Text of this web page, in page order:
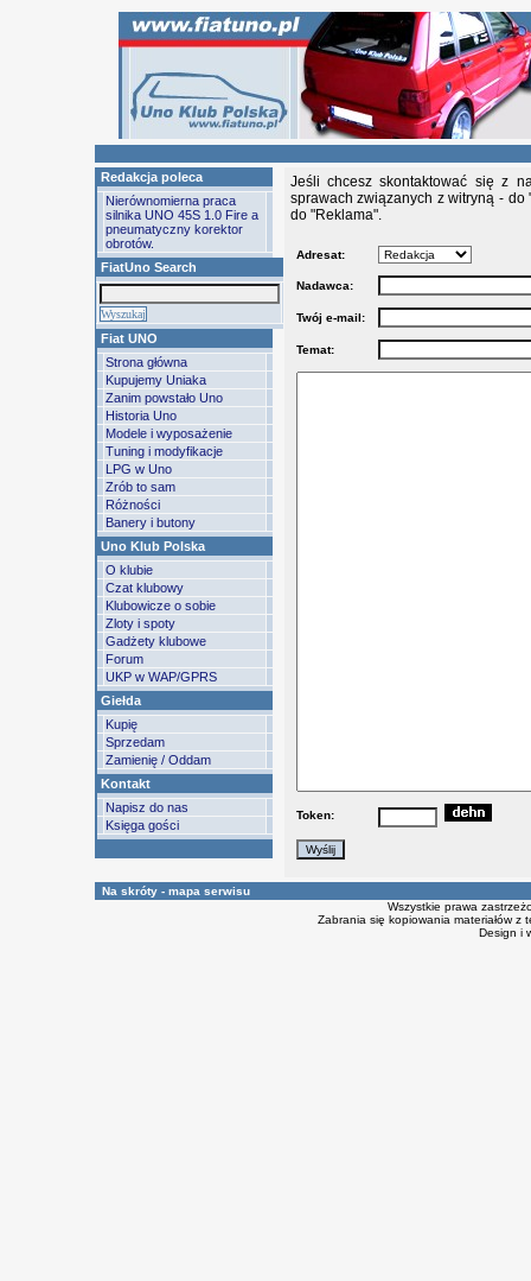
Redakcja poleca
Nierównomierna praca
silnika UNO 45S 1.0 Fire a
pneumatyczny korektor
obrotów.
FiatUno Search
Fiat UNO
Strona główna
Kupujemy Uniaka
Zanim powstało Uno
Historia Uno
Modele i wyposażenie
Tuning i modyfikacje
LPG w Uno
Zrób to sam
Różności
Banery i butony
Uno Klub Polska
O klubie
Czat klubowy
Klubowicze o sobie
Zloty i spoty
Gadżety klubowe
Forum
UKP w WAP/GPRS
Giełda
Kupię
Sprzedam
Zamienię / Oddam
Kontakt
Napisz do nas
Księga gości
Jeśli chcesz skontaktować się z
sprawach związanych z witryną - do
do "Reklama".
Adresat:
Nadawca:
Twój e-mail:
Temat:
Token:
Na skróty - mapa serwisu
Wszystkie prawa
Zabrania się kopiowania materiałów
Design i